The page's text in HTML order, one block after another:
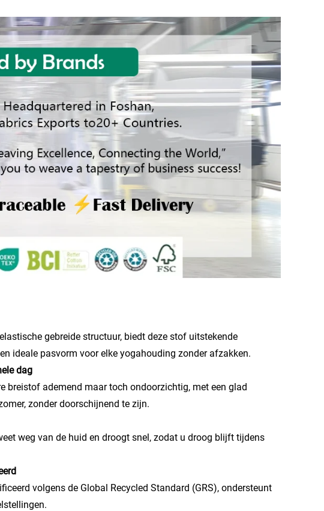
gebreide structuur, biedt deze stof uitstekende
ideale pasvorm voor elke yogahouding zonder afzakken.
dag
breistof ademend maar toch ondoorzichtig, met een glad
zonder doorschijnend te zijn.
weg van de huid en droogt snel, zodat u droog blijft tijdens
volgens de Global Recycled Standard (GRS), ondersteunt